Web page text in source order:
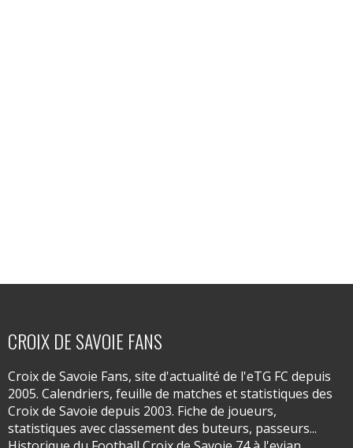
CROIX DE SAVOIE FANS
Croix de Savoie Fans, site d'actualité de l'eTG FC depuis
2005. Calendriers, feuille de matches et statistiques des
Croix de Savoie depuis 2003. Fiche de joueurs,
statistiques avec classement des buteurs, passeurs...